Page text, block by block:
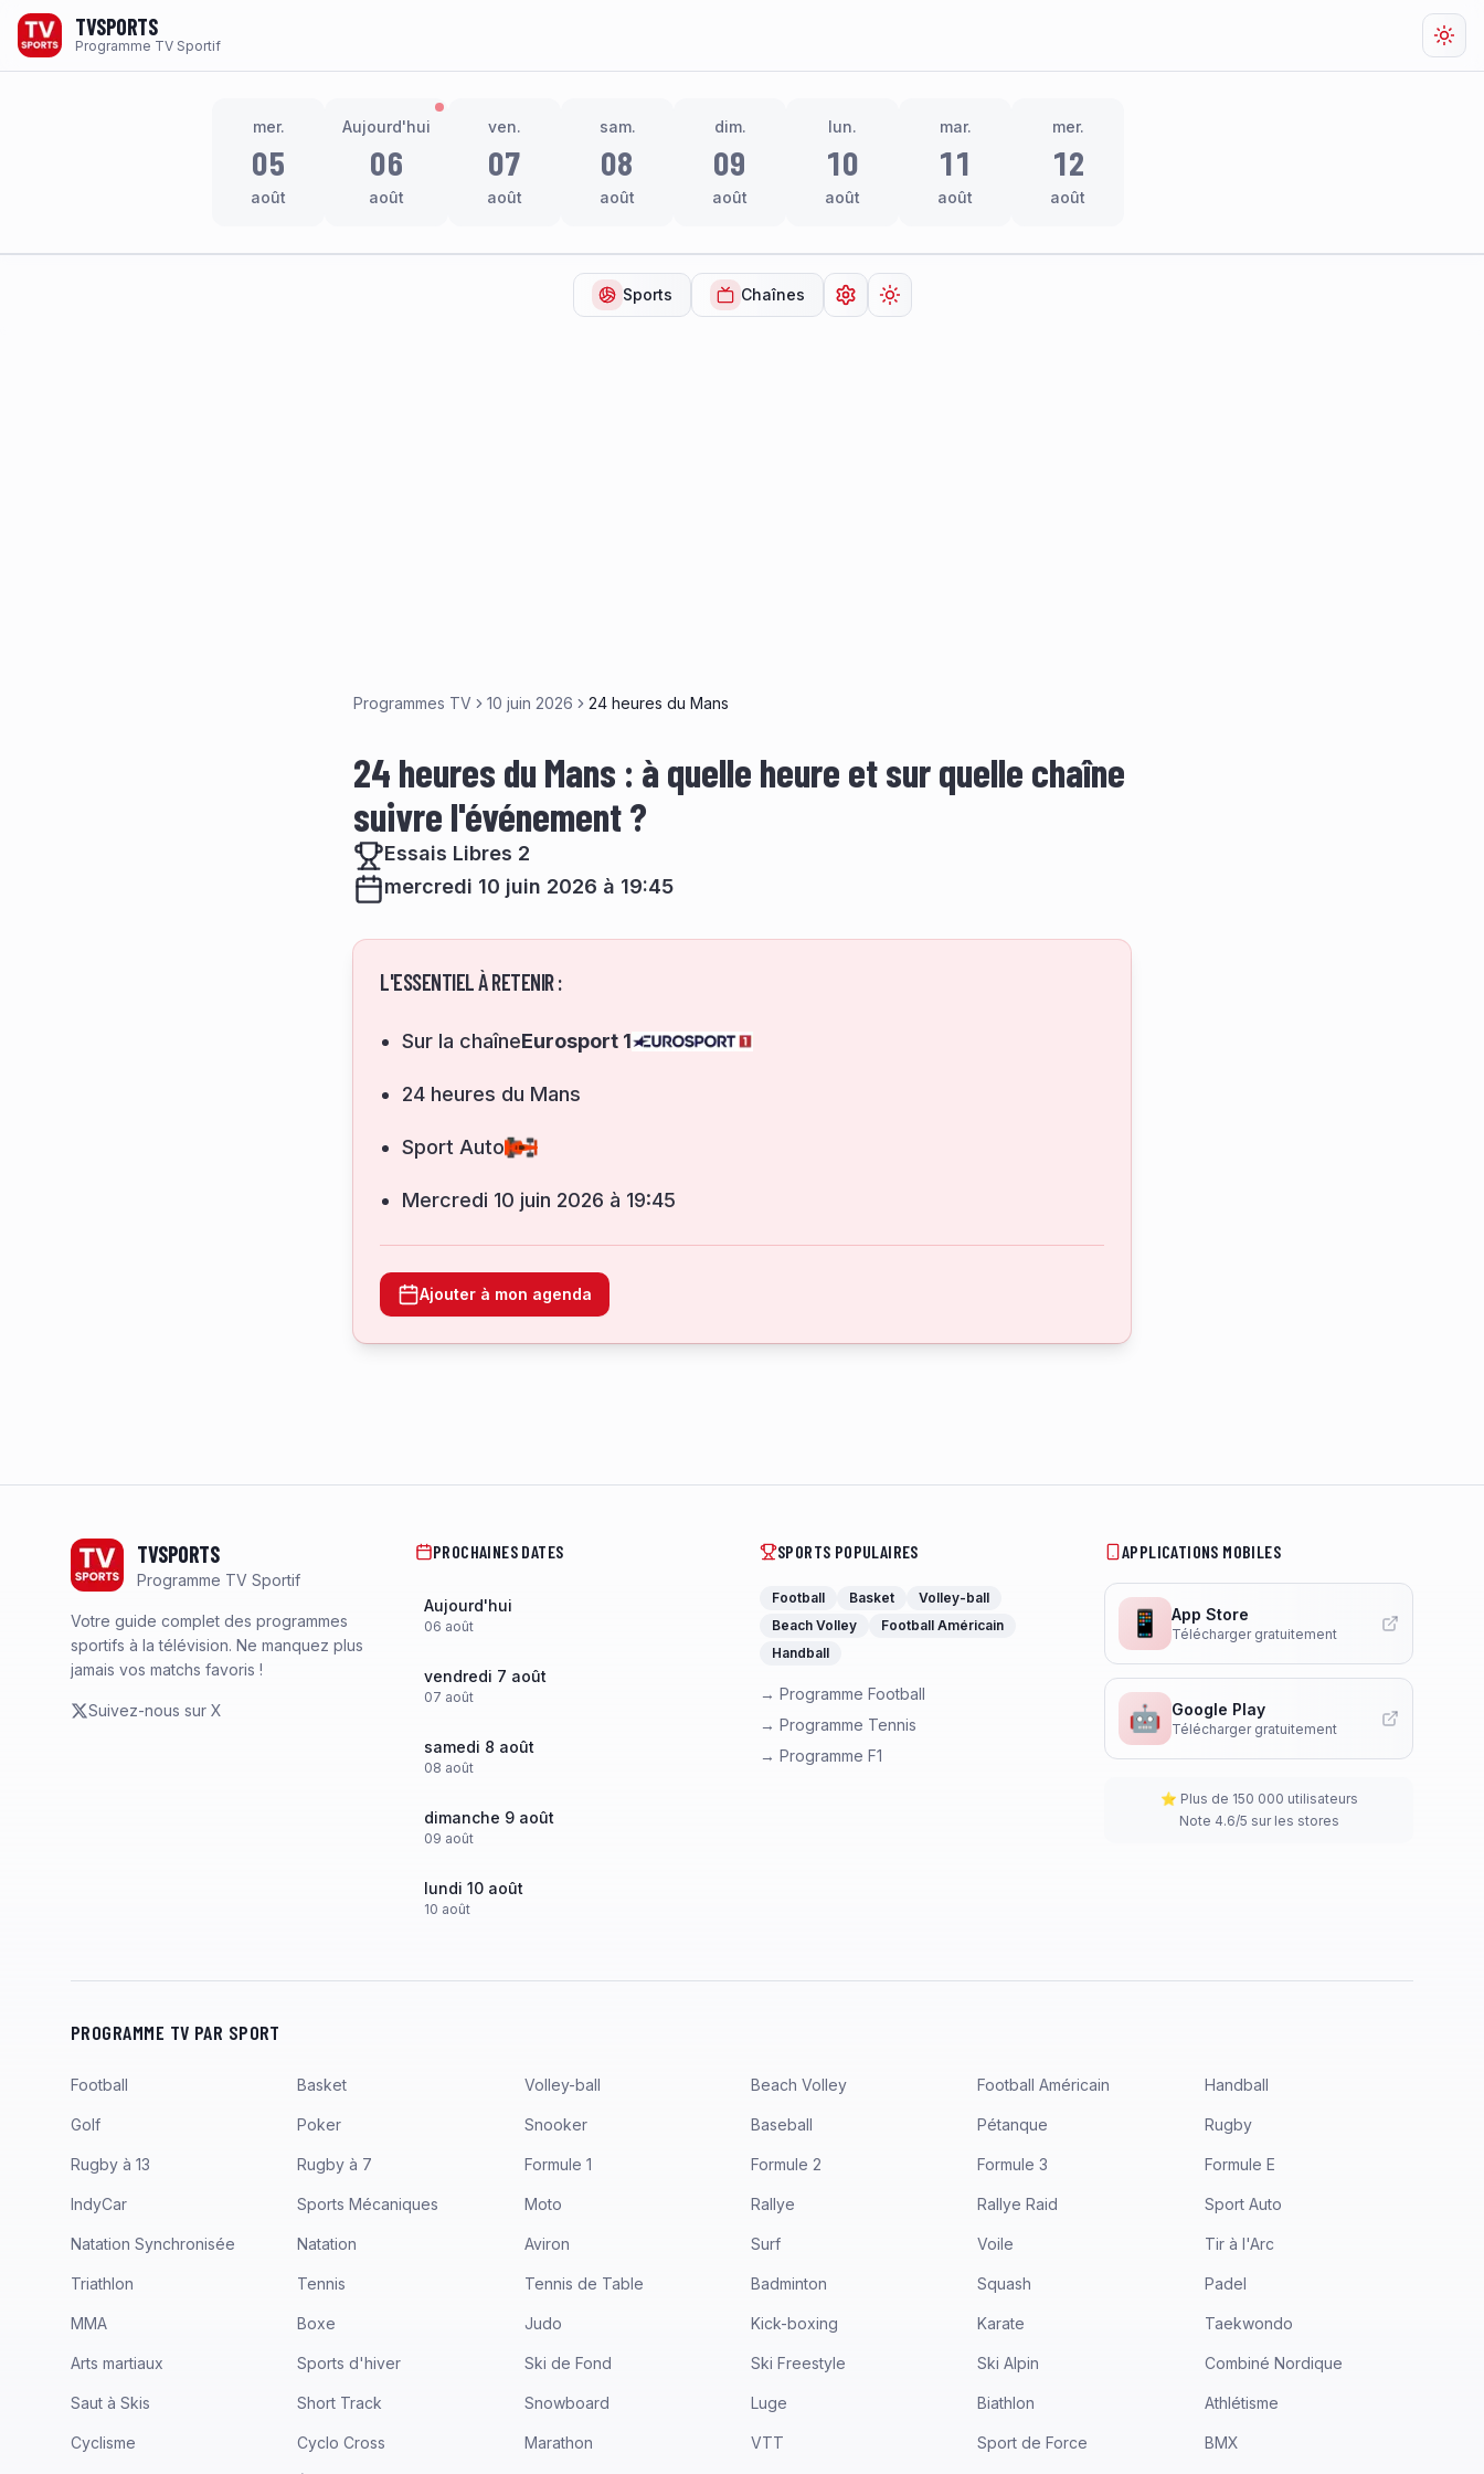
TVSPORTS
Programme TV Sportif
mer.
05
août
Aujourd'hui
06
août
ven.
07
août
sam.
08
août
dim.
09
août
lun.
10
août
mar.
11
août
mer.
12
août
Sports Chaînes Ouvrir les paramètres
Changer de thème
Programmes TV 10 juin 2026 24 heures du Mans
24 heures du Mans : à quelle heure et sur quelle chaîne
suivre l'événement ?
Essais Libres 2
mercredi 10 juin 2026 à 19:45
L'ESSENTIEL À RETENIR :
Sur la chaîneEurosport 1
24 heures du Mans
Sport Auto
mercredi 10 juin 2026 à 19:45
Ajouter à mon agenda
TVSPORTS
Programme TV Sportif
Votre guide complet des programmes
sportifs à la télévision. Ne manquez plus
jamais vos matchs favoris !
Suivez-nous sur X
PROCHAINES DATES
Aujourd'hui
06 août
vendredi 7 août
07 août
samedi 8 août
08 août
dimanche 9 août
09 août
lundi 10 août
10 août
SPORTS POPULAIRES
Football Basket
Volley-ball
Beach Volley
Football Américain
Handball
→ Programme Football
→ Programme Tennis
→ Programme F1
APPLICATIONS MOBILES
📱 App Store
Télécharger gratuitement
🤖 Google Play
Télécharger gratuitement
⭐ Plus de 150 000 utilisateurs
Note 4.6/5 sur les stores
PROGRAMME TV PAR SPORT
Football Basket Volley-ball Beach Volley Football Américain Handball
Golf Poker Snooker Baseball Pétanque Rugby
Rugby à 13 Rugby à 7 Formule 1 Formule 2 Formule 3 Formule E
IndyCar Sports Mécaniques Moto Rallye Rallye Raid Sport Auto
Natation Synchronisée Natation Aviron Surf Voile Tir à l'Arc
Triathlon Tennis Tennis de Table Badminton Squash Padel
MMA Boxe Judo Kick-boxing Karate Taekwondo
Arts martiaux Sports d'hiver Ski de Fond Ski Freestyle Ski Alpin Combiné Nordique
Saut à Skis Short Track Snowboard Luge Biathlon Athlétisme
Cyclisme Cyclo Cross Marathon VTT Sport de Force BMX